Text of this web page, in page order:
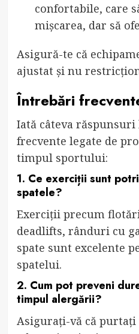
confortabile, care
mișcarea, dar să
Asigură-te că
ajustat și nu
Întrebări
Iată câteva
frecvente legate de
timpul sportului:
1. Ce exerciții sunt
spatele?
Exerciții precum
deadlifts, rânduri cu
spate sunt excelente
spatelui.
2. Cum pot preveni
timpul alergării?
Asigurați-vă că